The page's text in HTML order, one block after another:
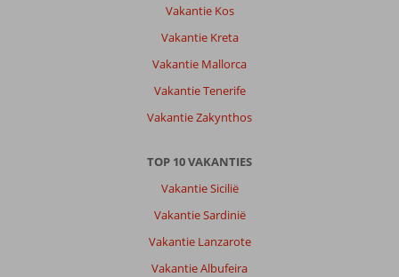
Vakantie Kos
Vakantie Kreta
Vakantie Mallorca
Vakantie Tenerife
Vakantie Zakynthos
TOP 10 VAKANTIES
Vakantie Sicilië
Vakantie Sardinië
Vakantie Lanzarote
Vakantie Albufeira